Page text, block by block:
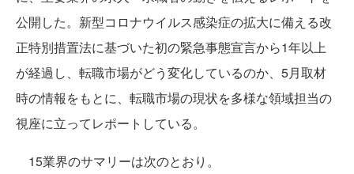
公開した。新型コロナウイルス感染症の拡大に備える改
正特別措置法に基づいた初の緊急事態宣言から1年以上
が経過し、転職市場がどう変化しているのか、5月取材
時の情報をもとに、転職市場の現状を多様な領域担当の
視座に立ってレポートしている。
15業界のサマリーは次のとおり。